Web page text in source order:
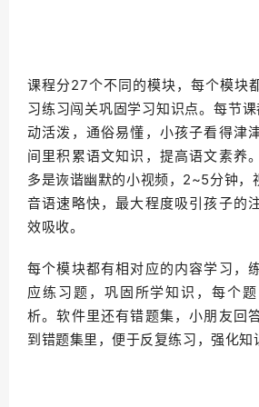
课程分27个不同的模块，每个模块
习练习闯关巩固学习知识点。 每节
动活泼，通俗易懂，小孩子看得津
间里积累语文知识，提高语文素养。
多是诙谐幽默的小视频，2~5分钟，
音语速略快，最大程度吸引孩子的
效吸收。
每个模块都有相对应的内容学习，
应练习题，巩固所学知识，每个
析。软件里还有错题集，小朋友回
到错题集里，便于反复练习，强化知